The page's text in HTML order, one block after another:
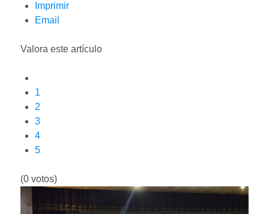
Imprimir
Email
Valora este artículo
1
2
3
4
5
(0 votos)